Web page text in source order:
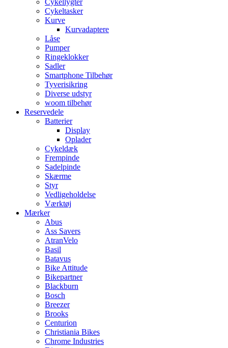
Cykellygter
Cykeltasker
Kurve
Kurvadaptere
Låse
Pumper
Ringeklokker
Sadler
Smartphone Tilbehør
Tyverisikring
Diverse udstyr
woom tilbehør
Reservedele
Batterier
Display
Oplader
Cykeldæk
Frempinde
Sadelpinde
Skærme
Styr
Vedligeholdelse
Værktøj
Mærker
Abus
Ass Savers
AtranVelo
Basil
Batavus
Bike Attitude
Bikepartner
Blackburn
Bosch
Breezer
Brooks
Centurion
Christiania Bikes
Chrome Industries